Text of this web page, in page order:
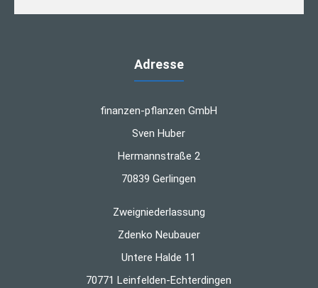
Adresse
finanzen-pflanzen GmbH
Sven Huber
Hermannstraße 2
70839 Gerlingen
Zweigniederlassung
Zdenko Neubauer
Untere Halde 11
70771 Leinfelden-Echterdingen